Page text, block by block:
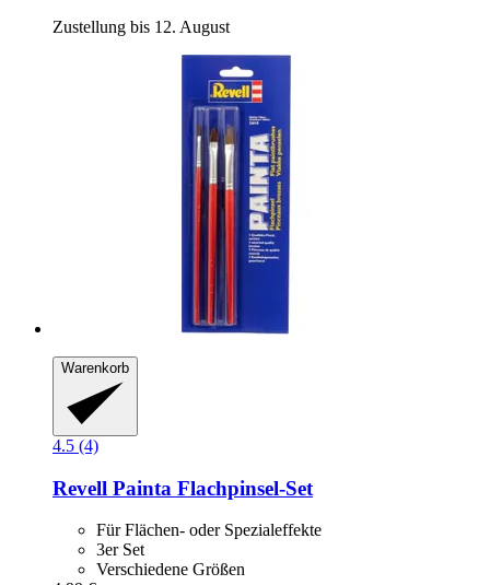
Zustellung bis 12. August
Warenkorb
4.5 (4)
Revell Painta Flachpinsel-​Set
Für Flächen- oder Spezialeffekte
3er Set
Verschiedene Größen